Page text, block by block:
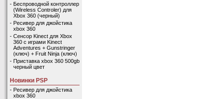
- Беспроводной контроллер
(Wireless Controler) для
Xbox 360 (черный)
- Ресивер для джойстика
xbox 360
- Сенсор Kinect для Xbox
360 с играми Kinect
Adventures + Gunstringer
(ключ) + Fruit Ninja (ключ)
- Приставка xbox 360 500gb
черный цвет
Новинки PSP
- Ресивер для джойстика
xbox 360